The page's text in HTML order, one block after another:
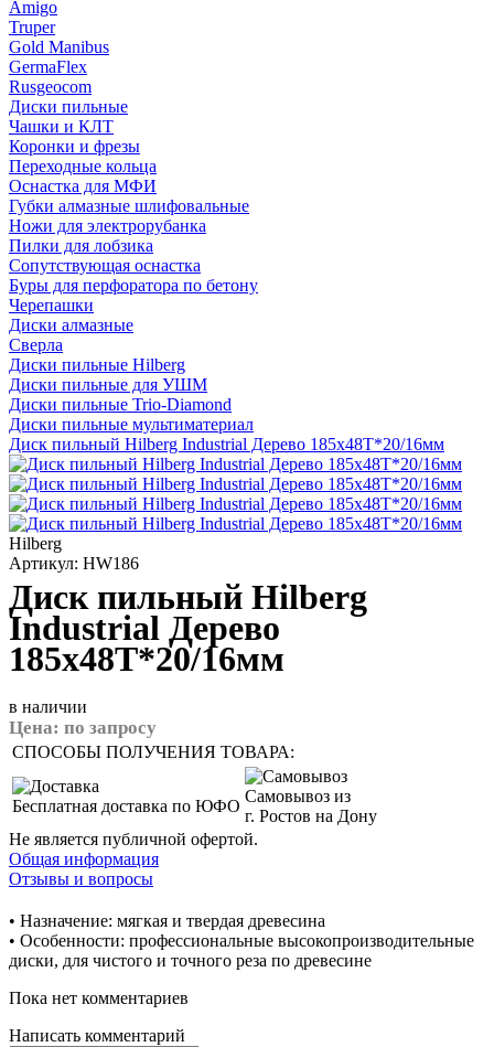
Amigo
Truper
Gold Manibus
GermaFlex
Rusgeocom
Диски пильные
Чашки и КЛТ
Коронки и фрезы
Переходные кольца
Оснастка для МФИ
Губки алмазные шлифовальные
Ножи для электрорубанка
Пилки для лобзика
Сопутствующая оснастка
Буры для перфоратора по бетону
Черепашки
Диски алмазные
Сверла
Диски пильные Hilberg
Диски пильные для УШМ
Диски пильные Trio-Diamond
Диски пильные мультиматериал
Диск пильный Hilberg Industrial Дерево 185x48Т*20/16мм
Hilberg
Артикул: HW186
Диск пильный Hilberg
Industrial Дерево
185x48Т*20/16мм
в наличии
Цена: по запросу
СПОСОБЫ ПОЛУЧЕНИЯ ТОВАРА:
Бесплатная доставка по ЮФО
Самовывоз из
г. Ростов на Дону
Не является публичной офертой.
Общая информация
Отзывы и вопросы
• Назначение: мягкая и твердая древесина
• Особенности: профессиональные высокопроизводительные
диски, для чистого и точного реза по древесине
Пока нет комментариев
Написать комментарий